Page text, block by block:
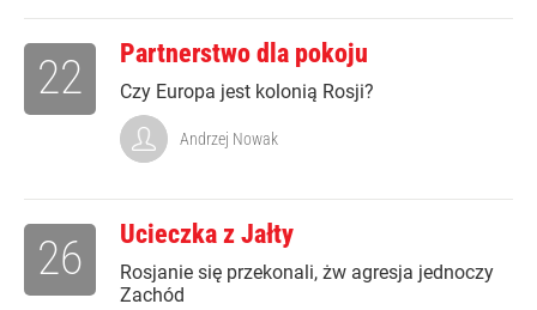
Partnerstwo dla pokoju
Czy Europa jest kolonią Rosji?
22
Andrzej Nowak
Ucieczka z Jałty
Rosjanie się przekonali, żw agresja jednoczy
Zachód
26